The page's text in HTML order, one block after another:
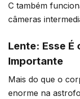
C também
câmeras
Lente: Esse É
Importante
Mais do que o
enorme na